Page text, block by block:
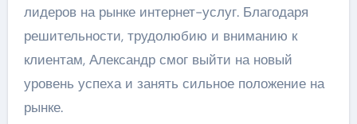
лидеров на рынке интернет-услуг. Благодаря
решительности, трудолюбию и вниманию к
клиентам, Александр смог выйти на новый
уровень успеха и занять сильное положение на
рынке.